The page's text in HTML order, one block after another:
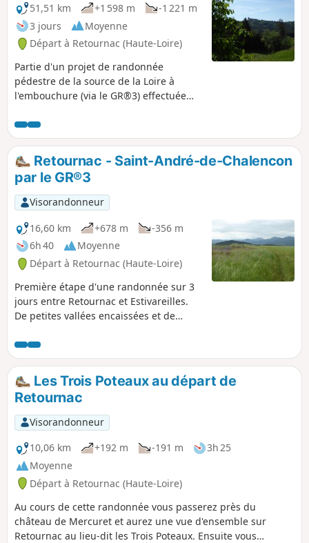
51,51 km +1 598 m
-1 221 m
3 jours
Moyenne
Départ à Retournac (Haute-Loire)
Partie d'un projet de randonnée
pédestre de la source de la Loire à
l'embouchure (via le GR®3) effectuée
concerne la partie Retournac -
Estivareilles, effectuée en 3 jours
Retournac - Saint-André-de-Chalencon
par le GR®3
Visorandonneur
16,60 km
+678 m
-356 m
6h 40
Moyenne
Départ à Retournac (Haute-Loire)
Première étape d'une randonnée sur 3
jours entre Retournac et Estivareilles.
De petites vallées encaissées et de
succession de traversées en plateau ou
en forêt. Paysages enchanteurs.
Les Trois Poteaux au départ de
Retournac
Visorandonneur
10,06 km
+192 m -191 m
3h 25
Moyenne
Départ à Retournac (Haute-Loire)
Au cours de cette randonnée vous passerez près du
château de Mercuret et aurez une vue d'ensemble sur
Retournac au lieu-dit les Trois Poteaux. Ensuite vous